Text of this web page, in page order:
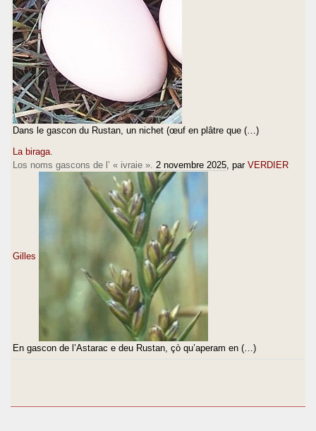
Dans le gascon du Rustan, un nichet (œuf en plâtre que (…)
La biraga.
Los noms gascons de l’ « ivraie ». 2 novembre 2025 , par VERDIER
Gilles
En gascon de l’Astarac e deu Rustan, çò qu’aperam en (…)